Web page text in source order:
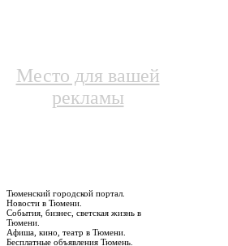
Место для вашей
рекламы
Тюменский городской портал.
Новости в Тюмени.
События, бизнес, светская жизнь в
Тюмени.
Афиша, кино, театр в Тюмени.
Бесплатные объявления Тюмень.